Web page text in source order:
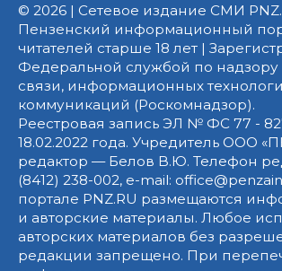
© 2026 | Сетевое издание СМИ
Пензенский информационный
читателей старше 18 лет |
Федеральной службой по надзору
связи, информационных
коммуникаций (Роскомнадзор).
Реестровая запись ЭЛ № ФС 77 -
18.02.2022 года. Учредитель ООО
редактор — Белов В.Ю. Телефон
(8412) 238-002, e-mail:
портале PNZ.RU размещаются
и авторские материалы. Любое
авторских материалов без
редакции запрещено. При